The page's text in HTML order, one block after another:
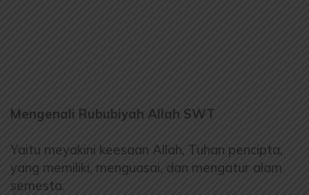
Mengenali Rububiyah Allah SWT
Yaitu meyakini keesaan Allah, Tuhan pencipta,
yang memiliki, menguasai, dan mengatur alam
semesta.